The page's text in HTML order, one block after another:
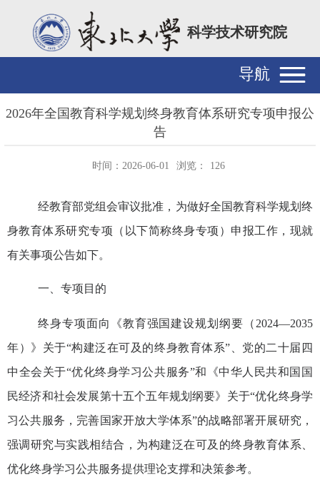
科学技术研究院
导航
2026年全国教育科学规划终身教育体系研究专项申报公
告
时间：2026-06-01 浏览： 126
经教育部党组会审议批准，为做好全国教育科学规划终
身教育体系研究专项（以下简称终身专项）申报工作，现就
有关事项公告如下。
一、专项目的
终身专项面向 《教育强国建设规划纲要（ 2024—2035
年）》关于“构建泛在可及的终身教育体系”、党的二十届四
中全会关于“优化终身学习公共服务”和《中华人民共和国国
民经济和社会发展第十五个五年规划纲要》关于“优化终身学
习公共服务 ， 完善国家开放大学体系”的战略部署开展研究，
强调研究与实践相结合，为构建泛在可及的终身教育体系
优化终身学习公共服务提供理论支撑和决策参考。